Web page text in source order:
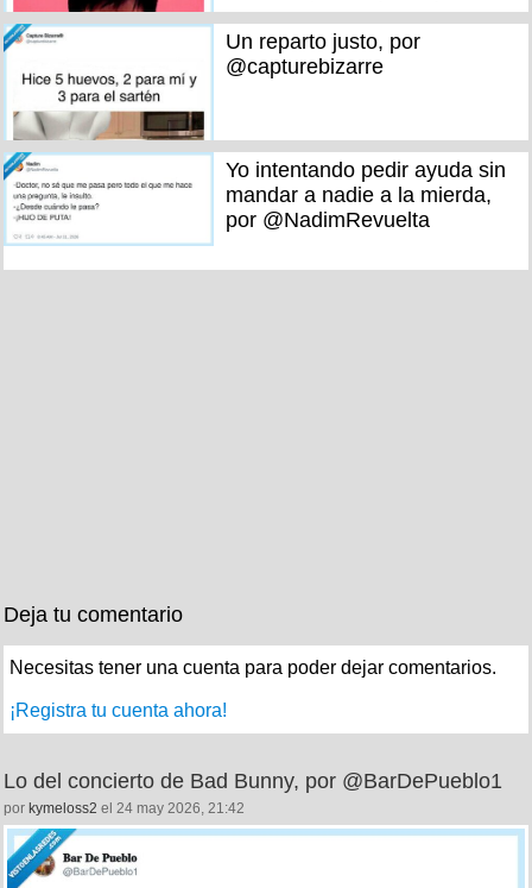
Un reparto justo, por
@capturebizarre
Yo intentando pedir ayuda sin
mandar a nadie a la mierda,
por @NadimRevuelta
Deja tu comentario
Necesitas tener una cuenta para poder dejar comentarios.
¡Registra tu cuenta ahora!
Lo del concierto de Bad Bunny, por @BarDePueblo1
por kymeloss2 el 24 may 2026, 21:42